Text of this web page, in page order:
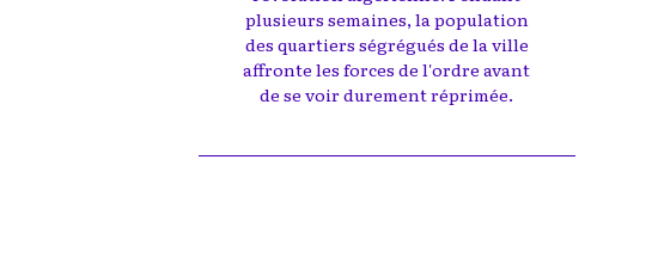
plusieurs semaines, la population
des quartiers ségrégués de la ville
affronte les forces de l'ordre avant
de se voir durement réprimée.